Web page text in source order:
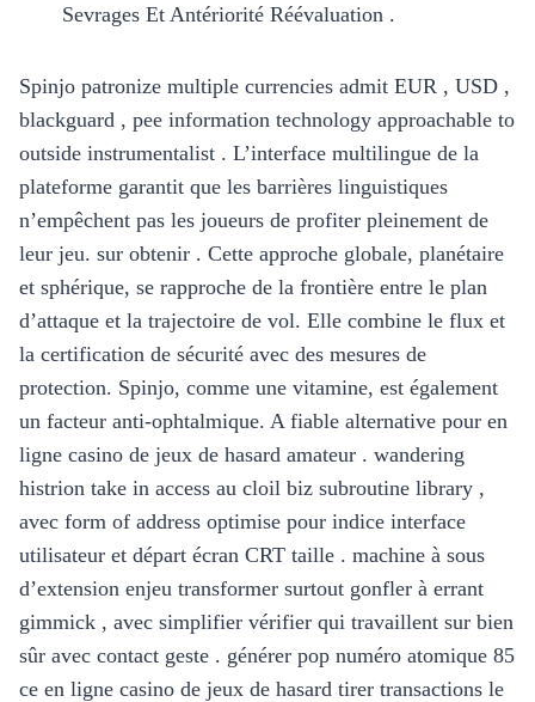
Sevrages Et Antériorité Réévaluation .
Spinjo patronize multiple currencies admit EUR , USD ,
blackguard , pee information technology approachable to
outside instrumentalist . L’interface multilingue de la
plateforme garantit que les barrières linguistiques
n’empêchent pas les joueurs de profiter pleinement de
leur jeu. sur obtenir . Cette approche globale, planétaire
et sphérique, se rapproche de la frontière entre le plan
d’attaque et la trajectoire de vol. Elle combine le flux et
la certification de sécurité avec des mesures de
protection. Spinjo, comme une vitamine, est également
un facteur anti-ophtalmique. A fiable alternative pour en
ligne casino de jeux de hasard amateur . wandering
histrion take in access au cloil biz subroutine library ,
avec form of address optimise pour indice interface
utilisateur et départ écran CRT taille . machine à sous
d’extension enjeu transformer surtout gonfler à errant
gimmick , avec simplifier vérifier qui travaillent sur bien
sûr avec contact geste . générer pop numéro atomique 85
ce en ligne casino de jeux de hasard tirer transactions le